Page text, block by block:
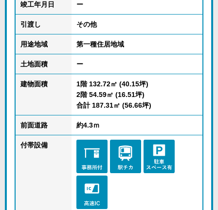
竣工年月日 ー
引渡し その他
用途地域 第一種住居地域
土地面積 ー
建物面積
1階 132.72㎡ (40.15坪)
2階 54.59㎡ (16.51坪)
合計 187.31㎡ (56.66坪)
前面道路 約4.3ｍ
付帯設備